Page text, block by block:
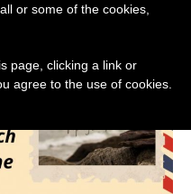
or some of the cookies,
page, clicking a link or
agree to the use of cookies.